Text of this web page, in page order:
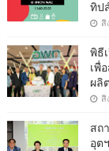
ทิป
สิ
พิธี
เพื่
ผลิ
สิ
สถ
อุต